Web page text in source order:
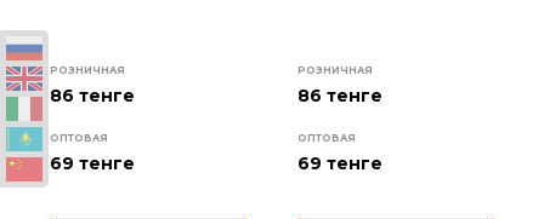
РОЗНИЧНАЯ
86 тенге
ОПТОВАЯ
69 тенге
РОЗНИЧНАЯ
86 тенге
ОПТОВАЯ
69 тенге